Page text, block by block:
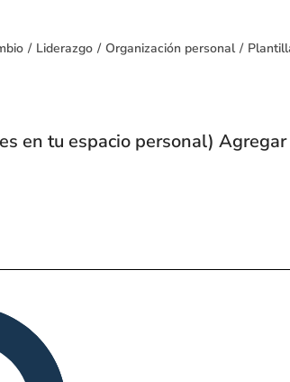
/ Liderazgo / Organización personal /
en tu espacio personal) Agregar